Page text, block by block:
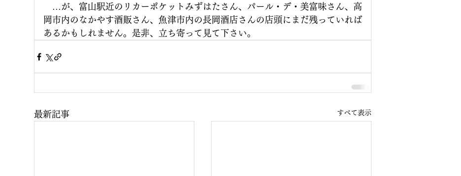
…が、富山駅近のリカーポケットみずはたさん、パール・デ・美富味さん、高
岡市内のなかやす酒販さん、魚津市内の長岡酒店さんの店頭にまだ残っていれば
あるかもしれません。是非、立ち寄って見て下さい。
最新記事 すべて表示